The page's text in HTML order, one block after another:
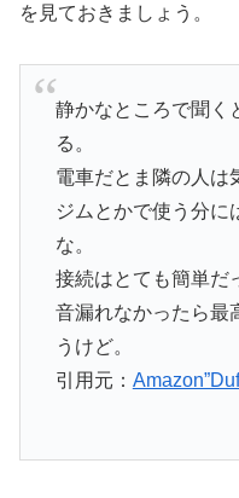
を見ておきましょう。
静かなところで聞く
る。
電車だとま隣の人は
ジムとかで使う分に
な。
接続はとても簡単だ
音漏れなかったら最
うけど。
引用元：